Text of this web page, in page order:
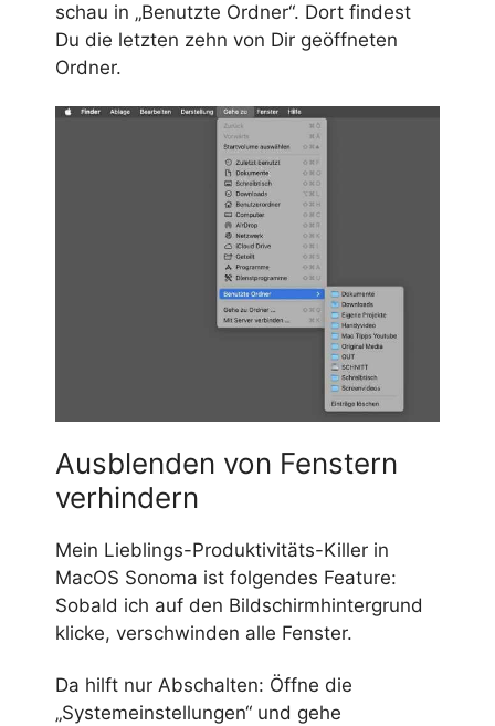
schau in „Benutzte Ordner“. Dort findest
Du die letzten zehn von Dir geöffneten
Ordner.
Ausblenden von Fenstern
verhindern
Mein Lieblings-Produktivitäts-Killer in
MacOS Sonoma ist folgendes Feature:
Sobald ich auf den Bildschirmhintergrund
klicke, verschwinden alle Fenster.
Da hilft nur Abschalten: Öffne die
„Systemeinstellungen“ und gehe